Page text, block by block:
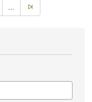
...